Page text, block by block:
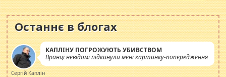
Останнє в блогах
КАПЛІНУ ПОГРОЖУЮТЬ УБИВСТВОМ
Вранці невідомі підкинули мені картинку-попередження
Сергій Каплін